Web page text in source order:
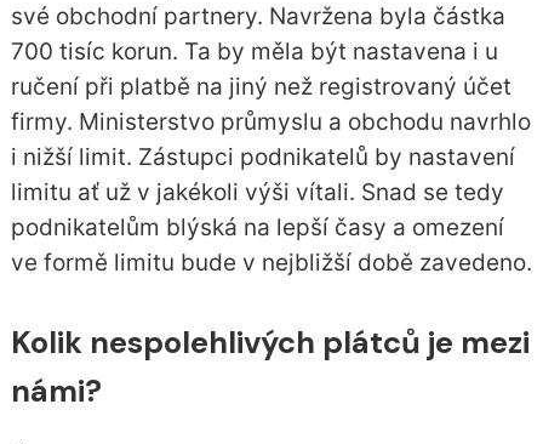
své obchodní partnery. Navržena byla částka
700 tisíc korun. Ta by měla být nastavena i u
ručení při platbě na jiný než registrovaný účet
firmy. Ministerstvo průmyslu a obchodu navrhlo
i nižší limit. Zástupci podnikatelů by nastavení
limitu ať už v jakékoli výši vítali. Snad se tedy
podnikatelům blýská na lepší časy a omezení
ve formě limitu bude v nejbližší době zavedeno.
Kolik nespolehlivých plátců je mezi
námi?